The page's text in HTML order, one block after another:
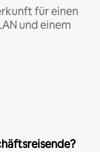
für einen
und einem